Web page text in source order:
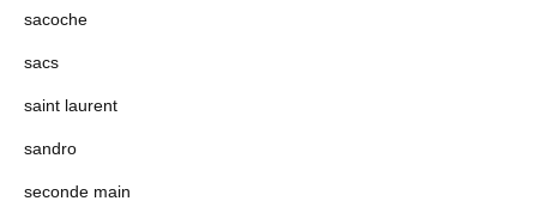
sacoche
sacs
saint laurent
sandro
seconde main